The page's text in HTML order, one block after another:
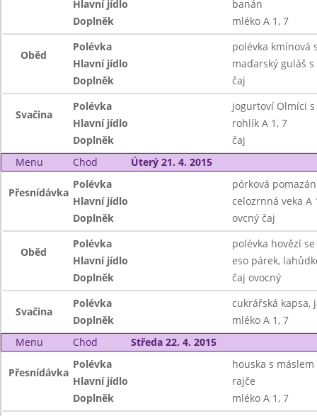
Hlavní jídlo
banán
Doplněk
mléko A 1, 7
Oběd
Polévka
polévka kmínová
Hlavní jídlo
maďarský guláš
Doplněk
čaj
Svačina
Polévka
jogurtoví Olmíci
Hlavní jídlo
rohlík A 1, 7
Doplněk
čaj
Menu
Chod Úterý 21. 4. 2015
Přesnídávka
Polévka
pórková
Hlavní jídlo
celozrnná veka A
Doplněk
ovcný čaj
Oběd
Polévka
polévka hovězí
Hlavní jídlo
eso párek,
Doplněk
čaj ovocný
Svačina
Polévka
cukrářská kapsa,
Doplněk
mléko A 1, 7
Menu
Chod Středa 22. 4. 2015
Přesnídávka
Polévka
houska s máslem
Hlavní jídlo
rajče
Doplněk
mléko A 1, 7